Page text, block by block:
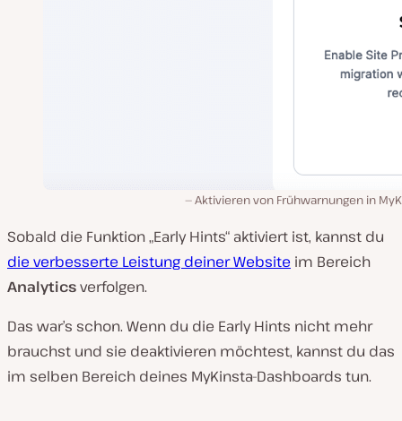
Aktivieren von Frühwarnungen in
Sobald die Funktion „Early Hints“ aktiviert ist, kannst du
die verbesserte Leistung deiner Website im Bereich
Analyticsverfolgen.
Das war’s schon. Wenn du die Early Hints nicht mehr
brauchst und sie deaktivieren möchtest, kannst du das
im selben Bereich deines MyKinsta-Dashboards tun.